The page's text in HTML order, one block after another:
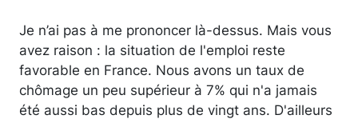
Je n’ai pas à me prononcer là-dessus. Mais vous
avez raison : la situation de l'emploi reste
favorable en France. Nous avons un taux de
chômage un peu supérieur à 7% qui n'a jamais
été aussi bas depuis plus de vingt ans. D'ailleurs